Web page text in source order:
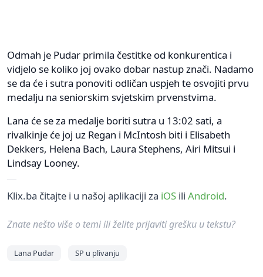
Odmah je Pudar primila čestitke od konkurentica i
vidjelo se koliko joj ovako dobar nastup znači. Nadamo
se da će i sutra ponoviti odličan uspjeh te osvojiti prvu
medalju na seniorskim svjetskim prvenstvima.
Lana će se za medalje boriti sutra u 13:02 sati, a
rivalkinje će joj uz Regan i McIntosh biti i Elisabeth
Dekkers, Helena Bach, Laura Stephens, Airi Mitsui i
Lindsay Looney.
Klix.ba čitajte i u našoj aplikaciji za iOS ili Android.
Znate nešto više o temi ili želite prijaviti grešku u tekstu?
Lana Pudar SP u plivanju